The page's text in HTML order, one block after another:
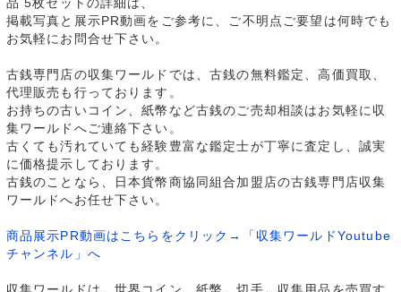
品 5枚セットの詳細は、
掲載写真と展示PR動画をご参考に、ご不明点ご要望は何時でも
お気軽にお問合せ下さい。
古銭専門店の収集ワールドでは、古銭の無料鑑定、高価買取、
代理販売も行っております。
お持ちの古いコイン、紙幣など古銭のご売却相談はお気軽に収
集ワールドへご連絡下さい。
古くても汚れていても経験豊富な鑑定士が丁寧に査定し、誠実
に価格提示しております。
古銭のことなら、日本貨幣商協同組合加盟店の古銭専門店収集
ワールドへお任せ下さい。
商品展示PR動画はこちらをクリック→「収集ワールドYoutube
チャンネル」へ